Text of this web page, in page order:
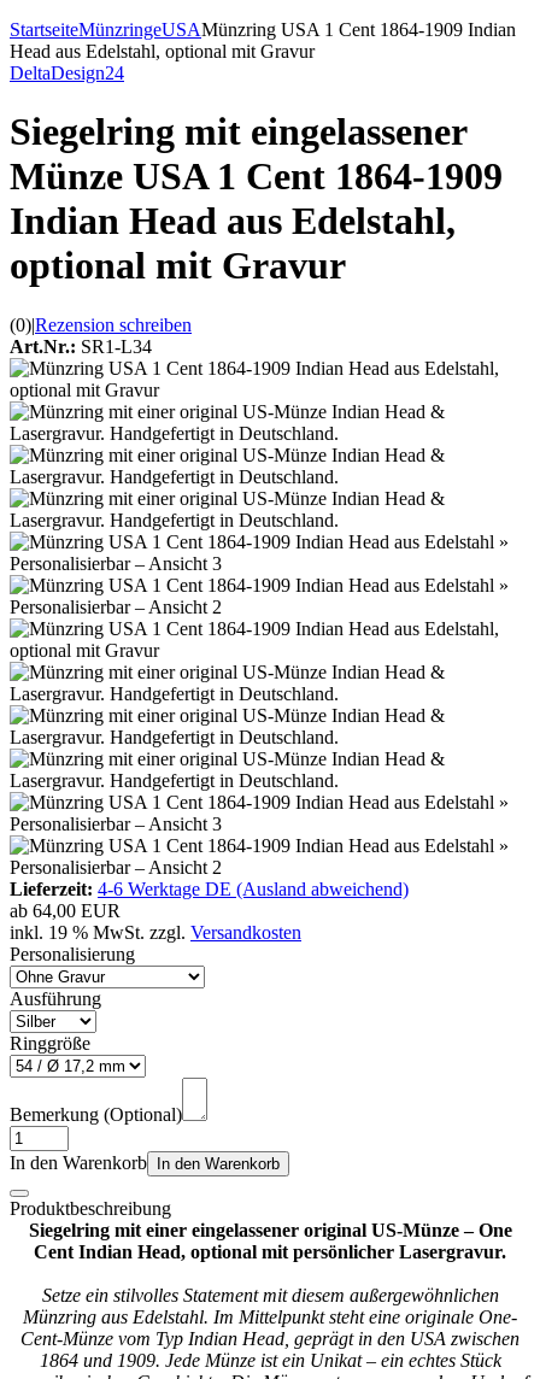
StartseiteMünzringeUSAMünzring USA 1 Cent 1864-1909 Indian
Head aus Edelstahl, optional mit Gravur
DeltaDesign24
Siegelring mit eingelassener
Münze USA 1 Cent 1864-1909
Indian Head aus Edelstahl,
optional mit Gravur
(0)|Rezension schreiben
Art.Nr.: SR1-L34
Lieferzeit: 4-6 Werktage DE (Ausland abweichend)
ab 64,00 EUR
inkl. 19 % MwSt. zzgl. Versandkosten
Personalisierung
Ausführung
Ringgröße
Bemerkung (Optional)
In den Warenkorb In den Warenkorb
Produktbeschreibung
Siegelring mit einer eingelassener original US-Münze – One
Cent Indian Head, optional mit persönlicher Lasergravur.
Setze ein stilvolles Statement mit diesem außergewöhnlichen
Münzring aus Edelstahl. Im Mittelpunkt steht eine originale One-
Cent-Münze vom Typ Indian Head, geprägt in den USA zwischen
1864 und 1909. Jede Münze ist ein Unikat – ein echtes Stück